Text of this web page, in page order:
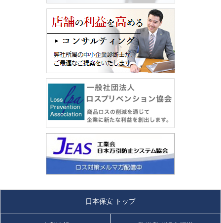
日本保安 トップ